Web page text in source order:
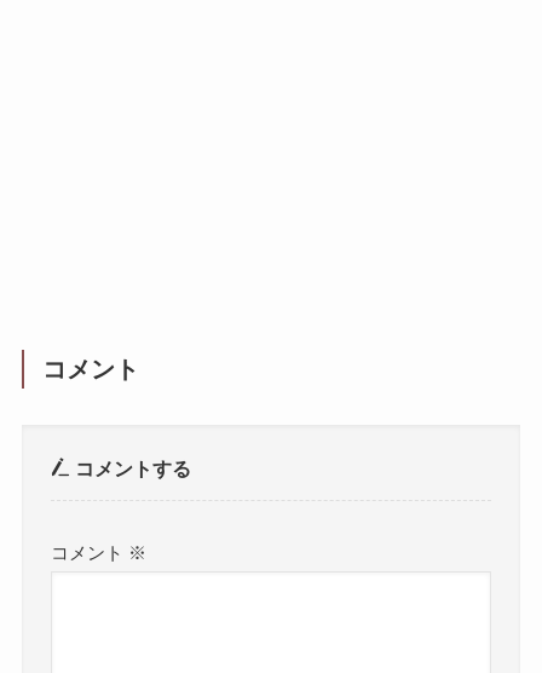
コメント
コメントする
コメント ※